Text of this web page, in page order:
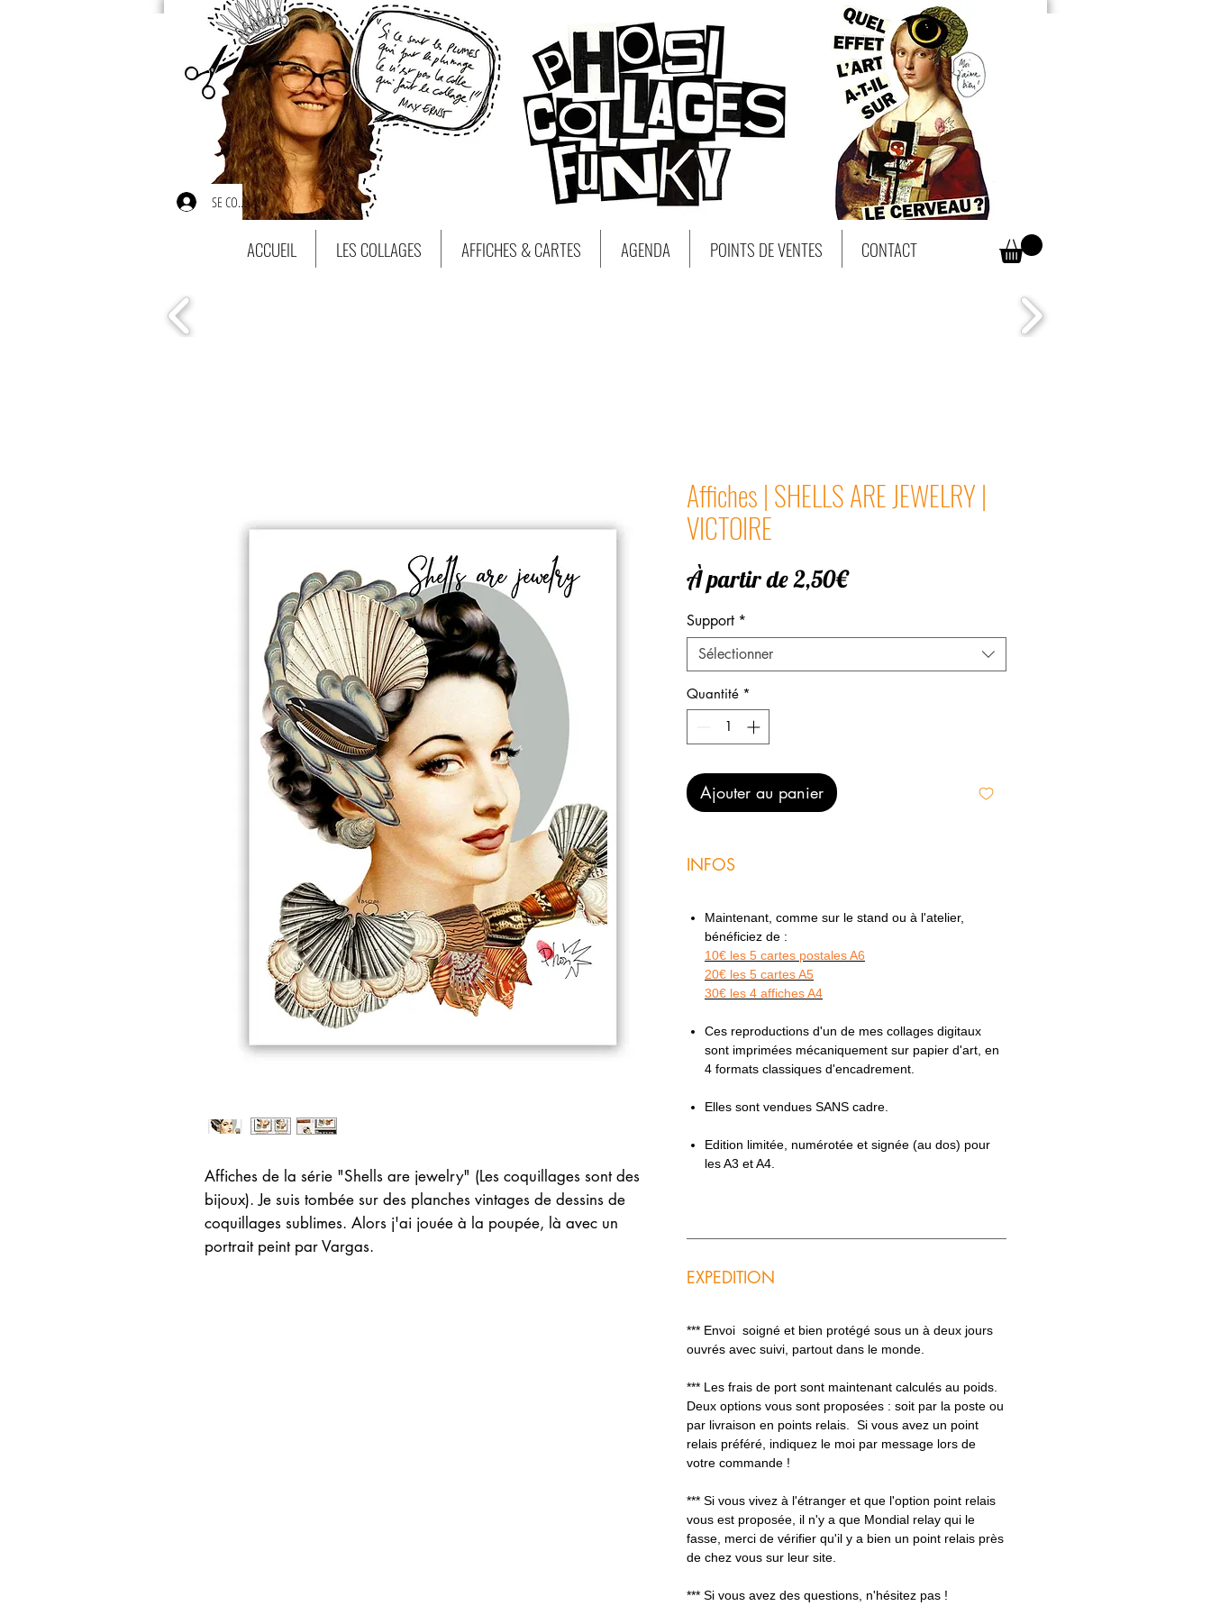
SE CONNECTER
ACCUEIL LES COLLAGES AFFICHES & CARTES AGENDA POINTS DE VENTES CONTACT
Affiches de la série "Shells are jewelry" (Les coquillages sont des
bijoux). Je suis tombée sur des planches vintages de dessins de
coquillages sublimes. Alors j'ai jouée à la poupée, là avec un
portrait peint par Vargas.
Affiches | SHELLS ARE JEWELRY |
VICTOIRE
À partir de2,50€Prix
Support *
Sélectionner
Quantité *
Ajouter au panier
INFOS
Maintenant, comme sur le stand ou à l'atelier,
bénéficiez de :
10€ les 5 cartes postales A6
20€ les 5 cartes A5
30€ les 4 affiches A4
Ces reproductions d'un de mes collages digitaux
sont imprimées mécaniquement sur papier d'art, en
4 formats classiques d'encadrement.
Elles sont vendues SANS cadre.
Edition limitée, numérotée et signée (au dos) pour
les A3 et A4.
EXPEDITION
*** Envoi soigné et bien protégé sous un à deux jours
ouvrés avec suivi, partout dans le monde.
*** Les frais de port sont maintenant calculés au poids.
Deux options vous sont proposées : soit par la poste ou
par livraison en points relais. Si vous avez un point
relais préféré, indiquez le moi par message lors de
votre commande !
*** Si vous vivez à l'étranger et que l'option point relais
vous est proposée, il n'y a que Mondial relay qui le
fasse, merci de vérifier qu'il y a bien un point relais près
de chez vous sur leur site.
*** Si vous avez des questions, n'hésitez pas !